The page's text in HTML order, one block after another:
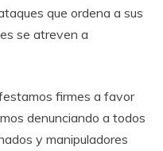
que ordena a sus
se atreven a
firmes a favor
denunciando a todos
y manipuladores